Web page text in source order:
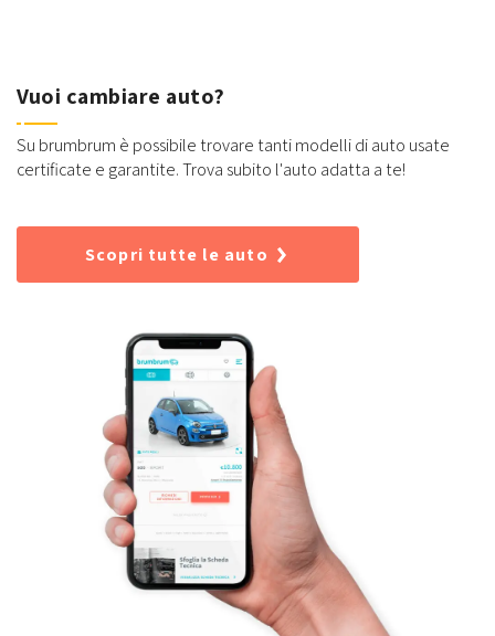
Vuoi cambiare auto?
Su brumbrum è possibile trovare tanti modelli di auto usate
certificate e garantite. Trova subito l'auto adatta a te!
Scopri tutte le auto